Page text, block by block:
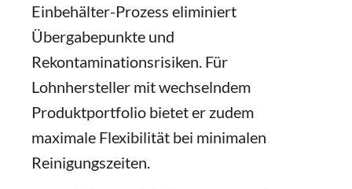
Einbehälter-Prozess eliminiert
Übergabepunkte und
Rekontaminationsrisiken. Für
Lohnhersteller mit wechselndem
Produktportfolio bietet er zudem
maximale Flexibilität bei minimalen
Reinigungszeiten.